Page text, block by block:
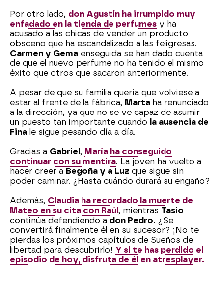
Por otro lado, don Agustín ha irrumpido muy
enfadado en la tienda de perfumes y ha
acusado a las chicas de vender un producto
obsceno que ha escandalizado a las feligresas.
Carmen y Gema enseguida se han dado cuenta
de que el nuevo perfume no ha tenido el mismo
éxito que otros que sacaron anteriormente.
A pesar de que su familia quería que volviese a
estar al frente de la fábrica, Marta ha renunciado
a la dirección, ya que no se ve capaz de asumir
un puesto tan importante cuando la ausencia de
Fina le sigue pesando día a día.
Gracias a Gabriel , María ha conseguido
continuar con su mentira. La joven ha vuelto a
hacer creer a Begoña y a Luz que sigue sin
poder caminar. ¿Hasta cuándo durará su engaño?
Además, Claudia ha recordado la muerte de
Mateo en su cita con Raúl , mientras Tasio
continúa defendiendo a don Pedro. ¿Se
convertirá finalmente él en su sucesor? ¡No te
pierdas los próximos capítulos de Sueños de
libertad para descubrirlo! Y si te has perdido el
episodio de hoy, disfruta de él en atresplayer.